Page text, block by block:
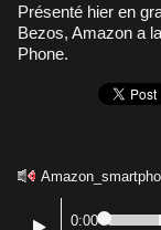
Présenté hier en
Bezos, Amazon a
Phone.
0:00